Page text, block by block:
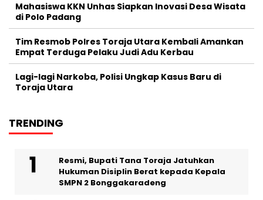
Mahasiswa KKN Unhas Siapkan Inovasi Desa Wisata
di Polo Padang
Tim Resmob Polres Toraja Utara Kembali Amankan
Empat Terduga Pelaku Judi Adu Kerbau
Lagi-lagi Narkoba, Polisi Ungkap Kasus Baru di
Toraja Utara
TRENDING
Resmi, Bupati Tana Toraja Jatuhkan
Hukuman Disiplin Berat kepada Kepala
SMPN 2 Bonggakaradeng